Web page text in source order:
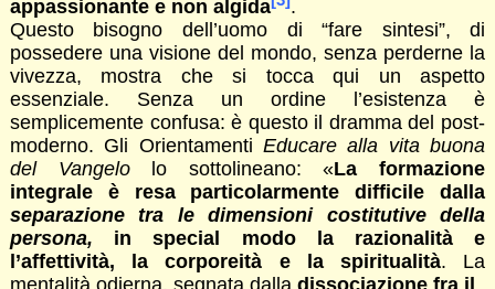
appassionante e non algida
.
Questo bisogno dell’uomo di “fare sintesi”, di
possedere una visione del mondo, senza perderne la
vivezza, mostra che si tocca qui un aspetto
essenziale. Senza un ordine l’esistenza è
semplicemente confusa: è questo il dramma del post-
moderno. Gli Orientamenti Educare alla vita buona
del Vangelolo sottolineano: «La formazione
integrale è resa particolarmente difficile dalla
separazione tra le dimensioni costitutive della
persona,
in special modo la razionalità e
l’affettività, la corporeità e la spiritualità. La
mentalità odierna, segnata dalla dissociazione fra il